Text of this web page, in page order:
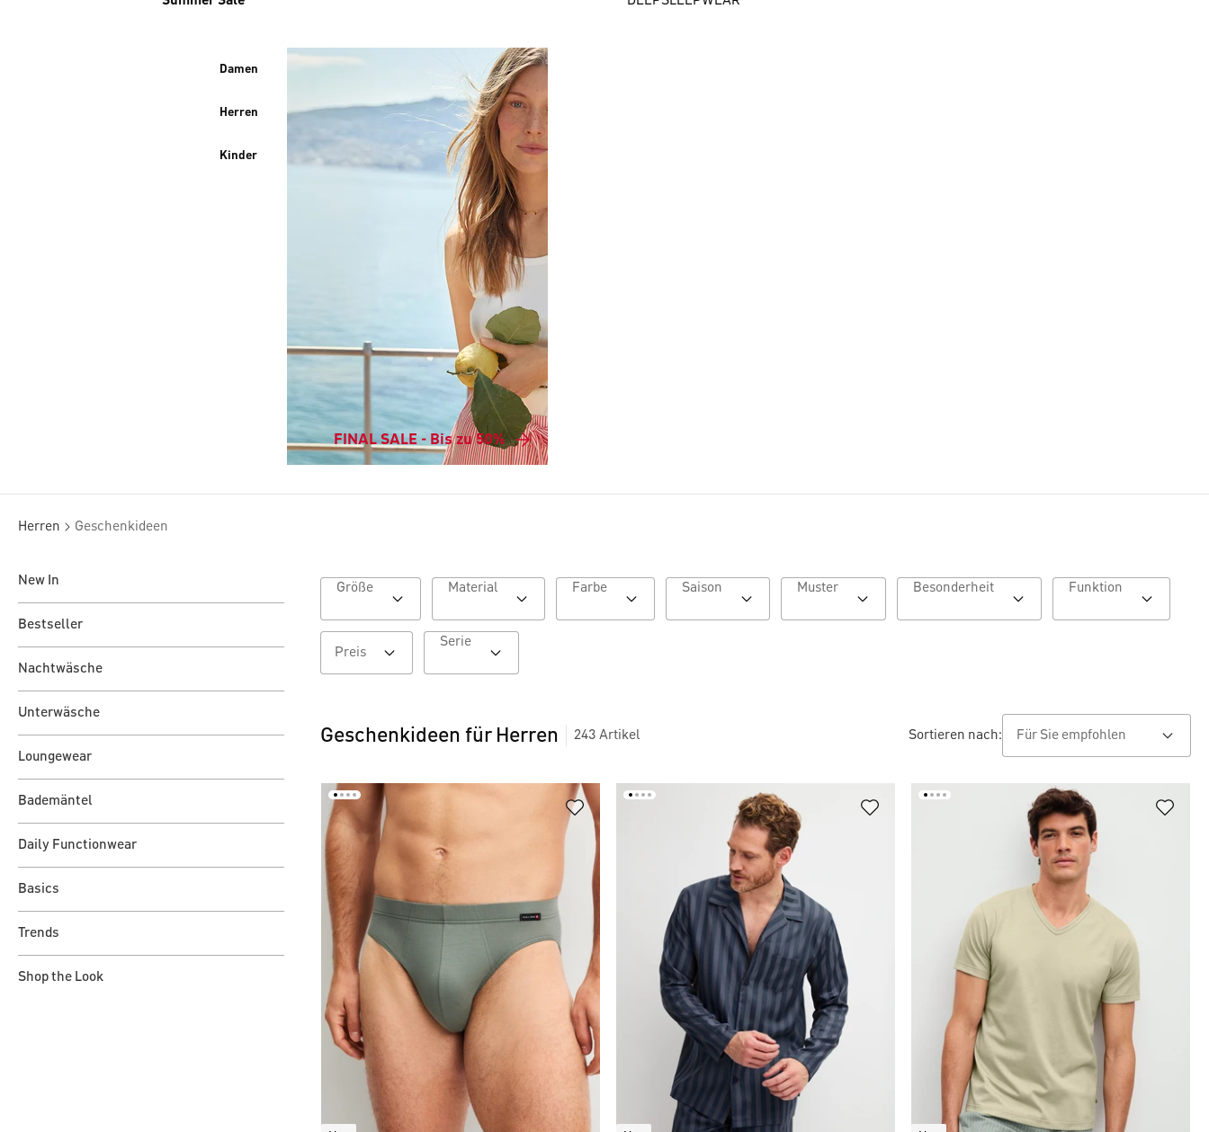
Damen
Herren
Kinder
FINAL SALE - Bis zu 50%
Herren Geschenkideen
New In
Bestseller
Nachtwäsche
Unterwäsche
Loungewear
Bademäntel
Daily Functionwear
Basics
Trends
Shop the Look
Größe Material Farbe Muster Besonderheit
Preis
Serie
Geschenkideen für Herren 243 Artikel Sortieren nach: